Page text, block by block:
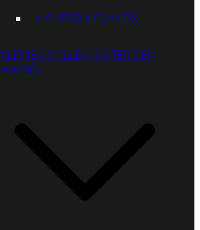
US VIRGIN ISLANDS
KLEINE ANTILLEN (UNTER DEN
WINDE)